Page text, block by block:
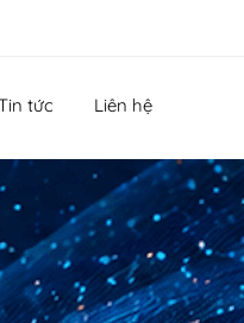
tức Liên hệ